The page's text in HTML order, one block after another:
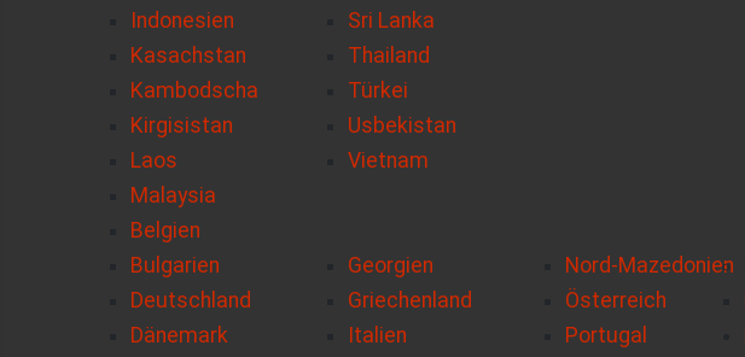
Indonesien
Kasachstan
Kambodscha
Kirgisistan
Laos
Malaysia
Sri Lanka
Thailand
Türkei
Usbekistan
Vietnam
Belgien
Bulgarien
Deutschland
Dänemark
Georgien
Griechenland
Italien
Nord-Mazedonien
Österreich
Portugal